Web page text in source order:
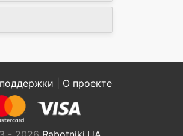
О проекте